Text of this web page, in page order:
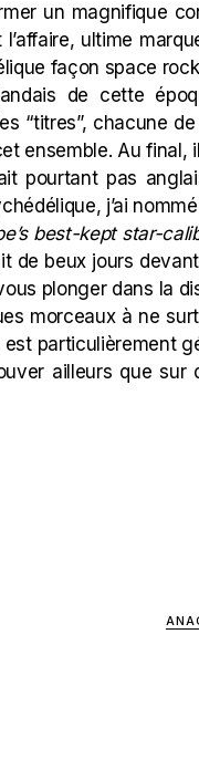
un magnifique
ultime
façon space
de cette
“titres”, chacune
ensemble. Au final,
pourtant pas
j’ai nommé
best-kept star-
de beux jours
plonger dans la
morceaux à ne
est particulièrement
ailleurs que sur